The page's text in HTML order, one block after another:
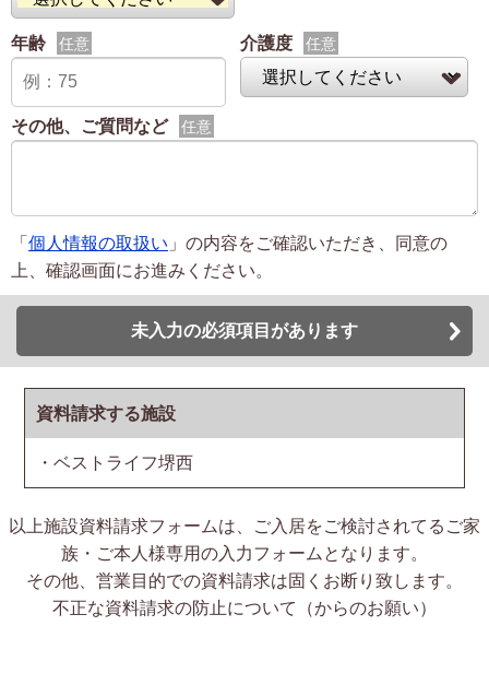
年齢 任意 介護度 任意
その他、ご質問など 任意
「個人情報の取扱い 」の内容をご確認いただき、同意の
上、確認画面にお進みください。
未入力の必須項目があります
資料請求する施設
・ベストライフ堺西
以上施設資料請求フォームは、ご入居をご検討されてるご家
族・ご本人様専用の入力フォームとなります。
その他、営業目的での資料請求は固くお断り致します。
不正な資料請求の防止について（からのお願い）